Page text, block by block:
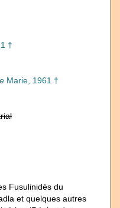
†
Marie, 1961 †
Fusulinidés du
et quelques autres